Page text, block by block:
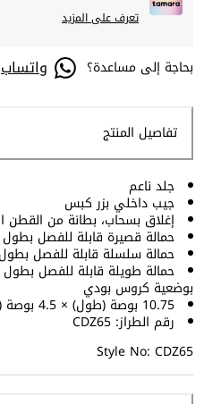
تعرف على المزيد
بحاجة إلى مساعدة؟ واتساب
تفاصيل المنتج
جلد ناعم
جيب داخلي بزر كبس
إغلاق بسحاب، بطانة من القطن
حمالة قصيرة قابلة للفصل بطول 11.5 بوصة
حمالة سلسلة قابلة للفصل بطول 11.5 بوصة
بوضعية كروس بودي
10.75 بوصة (طول) × 4.5 بوصة (ارتفاع) × 4 بوصة (عرض)
رقم الطراز: CDZ65
Style No: CDZ65